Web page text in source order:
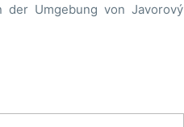
der Umgebung von Javorový